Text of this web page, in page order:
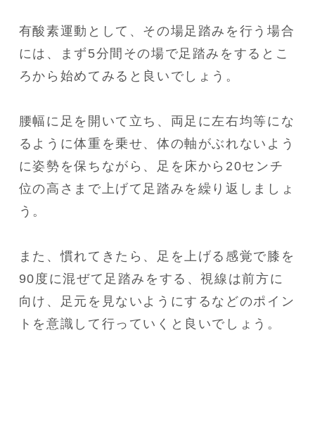
有酸素運動として、その場足踏みを行う場合
には、まず5分間その場で足踏みをするとこ
ろから始めてみると良いでしょう。
腰幅に足を開いて立ち、両足に左右均等にな
るように体重を乗せ、体の軸がぶれないよう
に姿勢を保ちながら、足を床から20センチ
位の高さまで上げて足踏みを繰り返しましょ
う。
また、慣れてきたら、足を上げる感覚で膝を
90度に混ぜて足踏みをする、視線は前方に
向け、足元を見ないようにするなどのポイン
トを意識して行っていくと良いでしょう。